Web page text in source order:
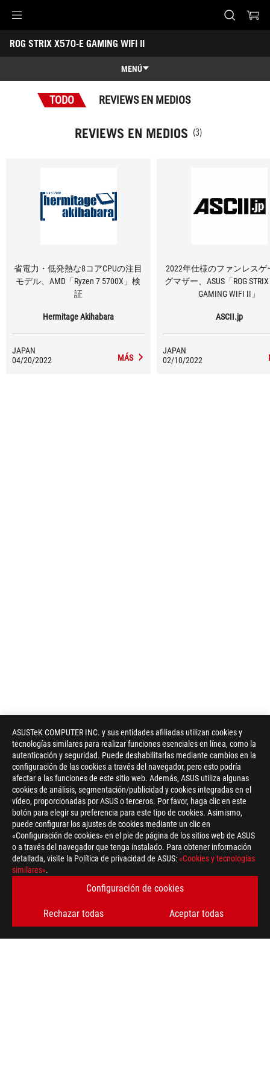
ASUSTeK COMPUTER INC. y sus entidades afiliadas utilizan cookies y
tecnologías similares para realizar funciones esenciales en línea, como la
autenticación y seguridad. Puede deshabilitarlas mediante cambios en la
configuración de las cookies a través del navegador, pero esto podría
afectar a las funciones de este sitio web. Además, ASUS utiliza algunas
cookies de análisis, segmentación/publicidad y cookies integradas en el
vídeo, proporcionadas por ASUS o terceros. Por favor, haga clic en este
botón para elegir su preferencia para este tipo de cookies. Asimismo,
puede configurar los ajustes de cookies mediante un clic en
«Configuración de cookies» en el pie de página de los sitios web de ASUS
o a través del navegador que tenga instalado. Para obtener información
detallada, visite la Política de privacidad de ASUS:«Cookies y tecnologías
similares».
Configuración de cookies
Rechazar todas Aceptar todas
Accessibility links
Saltar al contenido
Ayuda de accesibilidad
Saltar al menú
ASUS Footer
ROG STRIX X570-E GAMING WIFI II
-
MENÚ
Características
Dónde comprar
TODO REVIEWS EN MEDIOS
REVIEWS EN MEDIOS (3)
省電力・低発熱な8コアCPUの注目
モデル、AMD「Ryzen 7 5700X」検
証
Hermitage Akihabara
JAPAN
04/20/2022
MÁS
2022年仕様のファンレスゲ
グマザー、ASUS「ROG STRIX
GAMING WIFI II」
ASCII.jp
JAPAN
02/10/2022